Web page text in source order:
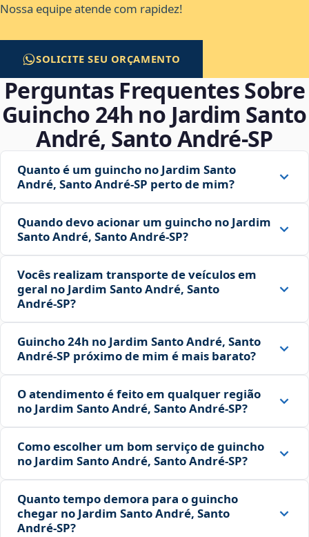
Nossa equipe atende com rapidez!
SOLICITE SEU ORÇAMENTO
Perguntas Frequentes Sobre
Guincho 24h no Jardim Santo
André, Santo André‑SP
Quanto é um guincho no Jardim Santo
André, Santo André‑SP perto de mim?
Quando devo acionar um guincho no Jardim
Santo André, Santo André‑SP?
Vocês realizam transporte de veículos em
geral no Jardim Santo André, Santo
André‑SP?
Guincho 24h no Jardim Santo André, Santo
André‑SP próximo de mim é mais barato?
O atendimento é feito em qualquer região
no Jardim Santo André, Santo André‑SP?
Como escolher um bom serviço de guincho
no Jardim Santo André, Santo André‑SP?
Quanto tempo demora para o guincho
chegar no Jardim Santo André, Santo
André‑SP?